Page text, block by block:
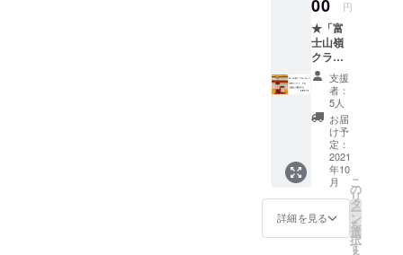
意下さ
いま
せ。
出人に
なりま
すので
先方様
にどち
らから
の贈り
物かわ
からな
くなり
ますの
で ご注
意下さ
いま
せ。
いいた
しま
す。
(お名
前・電
話番
号・郵
便番
号・ご
住所) ご
記入な
き場
合、当
店が差
なりま
すので
ただき
ます。
お届
け先に
はクラ
ウド
ファン
ディン
グのリ
ターン
だと
わから
ないよ
うな仕
届けい
たしま
送の贈
り物の
場合、
お礼の
お手紙
は同封
せず
メール
にてお
送りさ
せてい
ただき
ます。
お届
はクラ
ウド
ル（横
太ボト
ル）に
切り替
わりま
す。
内容量
に変わ
りはご
ざいま
せん。
キャッ
プを開
けた
ら"プ
シュッ"
付き 炭
酸水で
割る必
要はご
ざいま
せん。
冷蔵庫
に冷や
してお
楽しみ
くださ
い。 ※
内容量
は
200ml
00 円
★「富
士山嶺
クラフ
トコー
ラ」原
液シ
ロップ
【1本】
【内容
量】２
５０
ml (約
７～１
０杯分)
キャッ
プを開
支援
者：
5人
お届
け予
定：
2021
年10
月
詳細を見る
こ
の
リ
タ
ー
ン
を
選
択
す